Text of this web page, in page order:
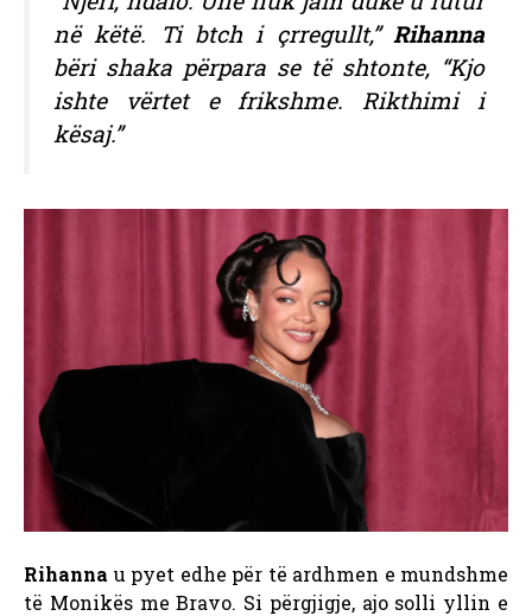
në këtë. Ti btch i çrregullt,” Rihanna
bëri shaka përpara se të shtonte, “Kjo
ishte vërtet e frikshme. Rikthimi i
kësaj.”
Rihanna u pyet edhe për të ardhmen e mundshme
të Monikës me Bravo. Si përgjigje, ajo solli yllin e